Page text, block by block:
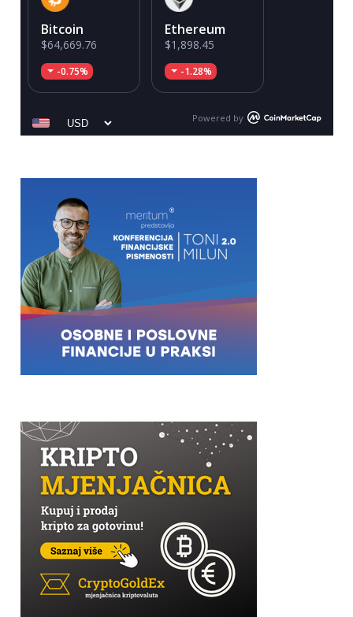
Bitcoin
$64,669.76
-0.75%
Ethereum
$1,898.45
-1.28%
Powered by